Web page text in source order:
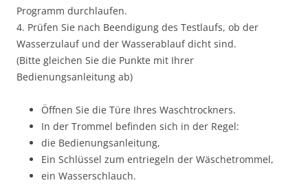
Programm durchlaufen.
4. Prüfen Sie nach Beendigung des Testlaufs, ob der
Wasserzulauf und der Wasserablauf dicht sind.
(Bitte gleichen Sie die Punkte mit Ihrer
Bedienungsanleitung ab)
Öffnen Sie die Türe Ihres Waschtrockners.
In der Trommel befinden sich in der Regel:
die Bedienungsanleitung,
Ein Schlüssel zum entriegeln der Wäschetrommel,
ein Wasserschlauch.